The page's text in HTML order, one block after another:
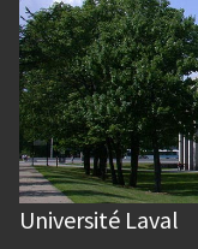
Université Laval